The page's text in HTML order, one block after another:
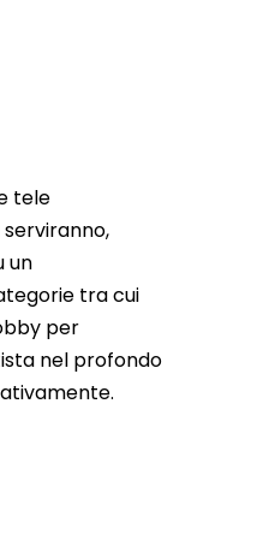
tele
un
tra cui
per
nel profondo